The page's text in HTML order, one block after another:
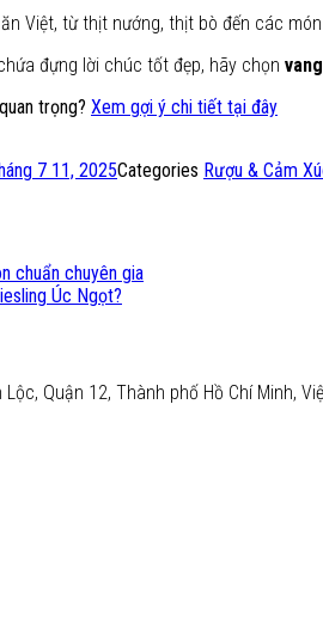
Việt, từ thịt nướng, thịt bò đến các
đựng lời chúc tốt đẹp, hãy chọn
trọng? Xem gợi ý chi tiết tại đây
7 11, 2025Categories Rượu & Cảm
chuẩn chuyên gia
Úc Ngọt?
Quận 12, Thành phố Hồ Chí Minh,